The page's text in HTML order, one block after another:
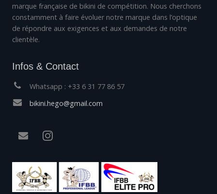
marque française de bikini de compétition. Nous cherchons
constamment à faire évoluer notre marque dans l’optique
de répondre aux exigences et aux demandes de notre
clientèle.
Infos & Contact
Whatsapp : +33 6 31 77 86 57
bikini.hego@gmail.com